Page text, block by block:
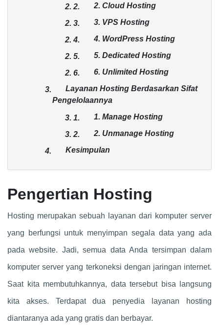
2.2. 2. Cloud Hosting
2. 3. 3. VPS Hosting
2.4. 4. WordPress Hosting
2. 5. 5. Dedicated Hosting
2. 6. 6. Unlimited Hosting
3.
Layanan Hosting Berdasarkan Sifat
Pengelolaannya
3. 1. 1. Manage Hosting
3.2. 2. Unmanage Hosting
4. Kesimpulan
Pengertian Hosting
Hosting merupakan sebuah layanan dari komputer server
yang berfungsi untuk menyimpan segala data yang ada
pada website. Jadi, semua data Anda tersimpan dalam
komputer server yang terkoneksi dengan jaringan internet.
Saat kita membutuhkannya, data tersebut bisa langsung
kita akses. Terdapat dua penyedia layanan hosting
diantaranya ada yang gratis dan berbayar.